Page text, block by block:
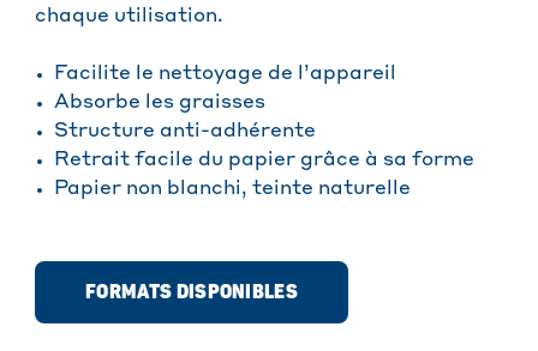
chaque utilisation.
Facilite le nettoyage de l’appareil
Absorbe les graisses
Structure anti-adhérente
Retrait facile du papier grâce à sa forme
Papier non blanchi, teinte naturelle
FORMATS DISPONIBLES